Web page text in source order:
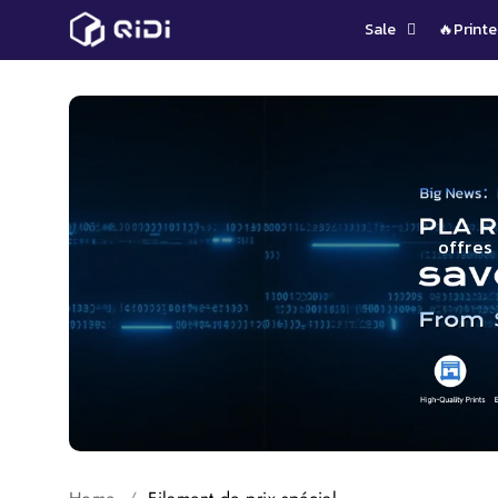
Sale
offres